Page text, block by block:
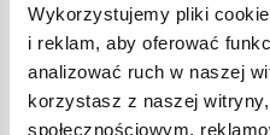
Wykorzystujemy pliki
i reklam, aby oferować
analizować ruch w naszej
korzystasz z naszej
społecznościowym,
interakcji.
Realistyczna trakcja:
Dzięki działającej trakcji